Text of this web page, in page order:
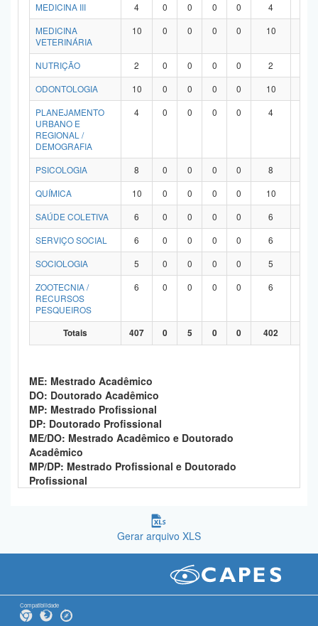
MEDICINA III
4 0 0 0 0 4
MEDICINA
VETERINÁRIA
10 0 0 0 0 10
NUTRIÇÃO 2 0 0 0 0 2
ODONTOLOGIA
10 0 0 0 0 10
PLANEJAMENTO
URBANO E
REGIONAL /
DEMOGRAFIA
4 0 0 0 0 4
PSICOLOGIA 8 0 0 0 0 8
QUÍMICA
10 0 0 0 0 10
SAÚDE COLETIVA
6 0 0 0 0 6
SERVIÇO SOCIAL
6 0 0 0 0 6
SOCIOLOGIA
5 0 0 0 0 5
ZOOTECNIA /
RECURSOS
PESQUEIROS
6 0 0 0 0 6
Totais 407 0 5 0 0 402
ME: Mestrado Acadêmico
DO: Doutorado Acadêmico
MP: Mestrado Profissional
DP: Doutorado Profissional
ME/DO: Mestrado Acadêmico e Doutorado
Acadêmico
MP/DP: Mestrado Profissional e Doutorado
Profissional
Gerar arquivo XLS
Compatibilidade